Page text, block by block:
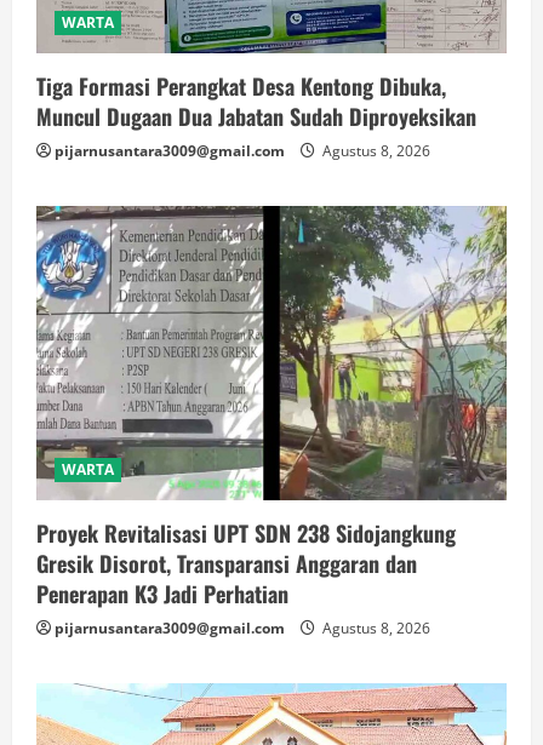
WARTA
Tiga Formasi Perangkat Desa Kentong Dibuka,
Muncul Dugaan Dua Jabatan Sudah Diproyeksikan
pijarnusantara3009@gmail.com Agustus 8, 2026
WARTA
Proyek Revitalisasi UPT SDN 238 Sidojangkung
Gresik Disorot, Transparansi Anggaran dan
Penerapan K3 Jadi Perhatian
pijarnusantara3009@gmail.com Agustus 8, 2026